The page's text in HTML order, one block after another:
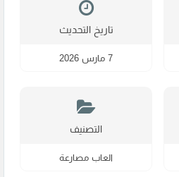
تاريخ التحديث
7 مارس 2026
التصنيف
العاب مصارعة